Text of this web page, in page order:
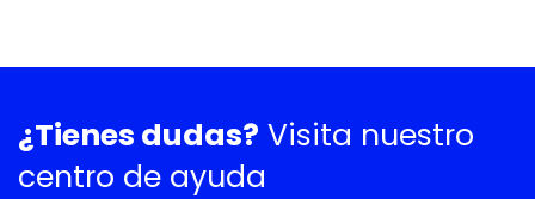
¿Tienes dudas? Visita nuestro
centro de ayuda